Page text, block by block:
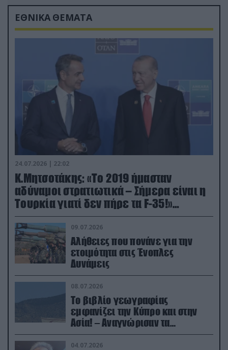
ΕΘΝΙΚΑ ΘΕΜΑΤΑ
24.07.2026 | 22:02
Κ.Μητσοτάκης: «Το 2019 ήμασταν
αδύναμοι στρατιωτικά – Σήμερα είναι η
Τουρκία γιατί δεν πήρε τα F-35!»
(βίντεο)
09.07.2026
Αλήθειες που πονάνε για την
ετοιμότητα στις Ένοπλες
Δυνάμεις
08.07.2026
Το βιβλίο γεωγραφίας
εμφανίζει την Κύπρο και στην
Ασία! – Αναγνώρισαν τα
κατεχόμενα; (φωτο)
04.07.2026